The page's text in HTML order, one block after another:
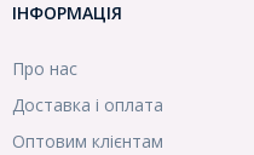
ІНФОРМАЦІЯ
Про нас
Доставка і оплата
Оптовим клієнтам